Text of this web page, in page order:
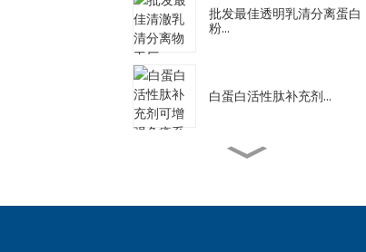
批发最佳透明乳清分离蛋白
粉...
白蛋白活性肽补充剂...